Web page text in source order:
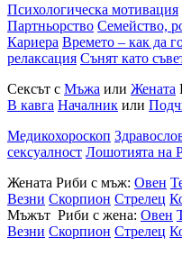
Психологическа мотивация
Партньорство Семейство,
Кариера Времето – как да
релаксация Сънят като
Сексът с Мъжа или Жената
В кавга Началник или
Медикохороскоп
сексуалност Лошотията на
Жената Риби с мъж: Овен
Везни Скорпион Стрелец
Мъжът Риби с жена: Овен
Везни Скорпион Стрелец